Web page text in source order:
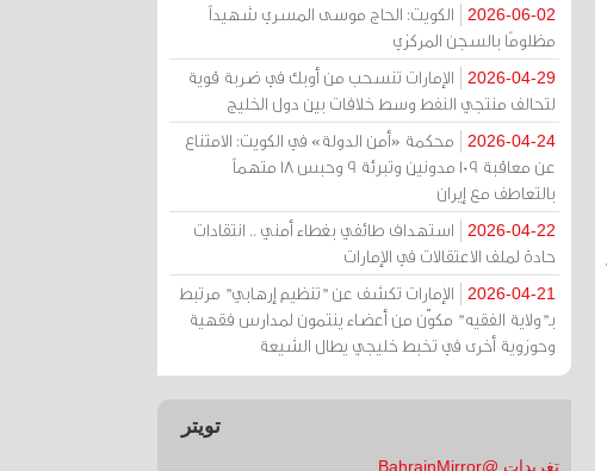
2026-06-02
الكويت: الحاج موسى المسري شهيداً
مظلومًا بالسجن المركزي
2026-04-29
الإمارات تنسحب من أوبك في ضربة قوية
لتحالف منتجي النفط وسط خلافات بين دول الخليج
2026-04-24
محكمة «أمن الدولة» في الكويت: الامتناع
عن معاقبة 109 مدونين وتبرئة 9 وحبس 18 متهماً
بالتعاطف مع إيران
2026-04-22
استهداف طائفي بغطاء أمني .. انتقادات
حادة لملف الاعتقالات في الإمارات
2026-04-21
الإمارات تكشف عن "تنظيم إرهابي" مرتبط
بـ"ولاية الفقيه" مكوّن من أعضاء ينتمون لمدارس فقهية
وحوزوية أخرى في تخبط خليجي يطال الشيعة
تويتر
تغريدات @BahrainMirror